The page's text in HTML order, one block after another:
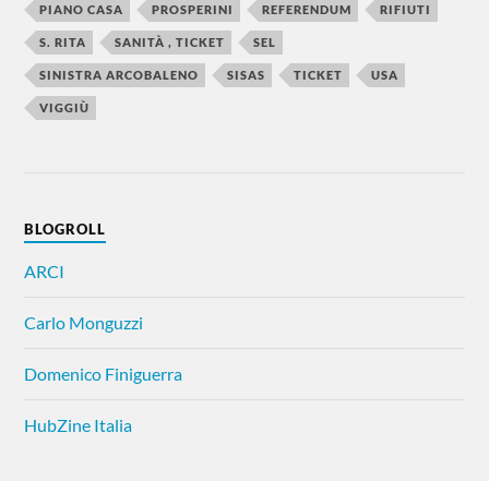
PIANO CASA PROSPERINI REFERENDUM RIFIUTI
S. RITA SANITÀ , TICKET SEL
SINISTRA ARCOBALENO SISAS TICKET USA
VIGGIÙ
BLOGROLL
ARCI
Carlo Monguzzi
Domenico Finiguerra
HubZine Italia